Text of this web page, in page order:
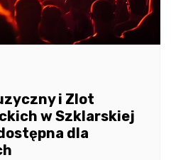
i Zlot
w Szklarskiej
dla